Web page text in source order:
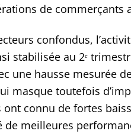
de commerçants
confondus,
stabilisée au 2ᵉ
une hausse mesurée
masque toutefois
connu de fortes
de meilleures